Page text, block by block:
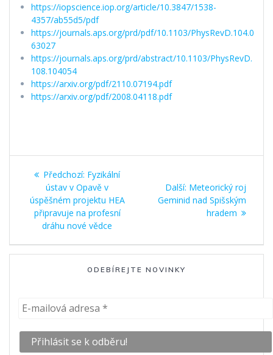
https://iopscience.iop.org/article/10.3847/1538-
4357/ab55d5/pdf
https://journals.aps.org/prd/pdf/10.1103/PhysRevD.104.0
63027
https://journals.aps.org/prd/abstract/10.1103/PhysRevD.
108.104054
https://arxiv.org/pdf/2110.07194.pdf
https://arxiv.org/pdf/2008.04118.pdf
Navigace
pro
příspěvek
Předchozí: Předchozí
příspěvek:
Fyzikální
ústav v Opavě v
úspěšném projektu HEA
připravuje na profesní
dráhu nové vědce
Další: Další
příspěvek:
Meteorický roj
Geminid nad Spišským
hradem
ODEBÍREJTE NOVINKY